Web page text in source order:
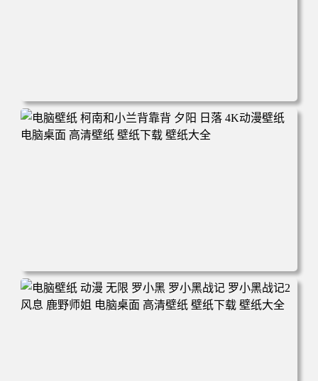
电脑壁纸 动漫 兔子朱迪 狐狸尼克 疯狂动物城 秋叶 秋天森
林 蓝天 4k壁纸 电脑桌面 高清壁纸 壁纸下载 壁纸大全
电脑壁纸 柯南和小兰背靠背 夕阳 日落 4K动漫壁纸 电脑桌
面 高清壁纸 壁纸下载 壁纸大全